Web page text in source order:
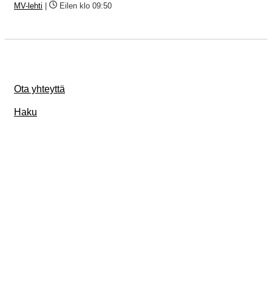
MV-lehti Eilen klo 09:50
Ota yhteyttä
Haku